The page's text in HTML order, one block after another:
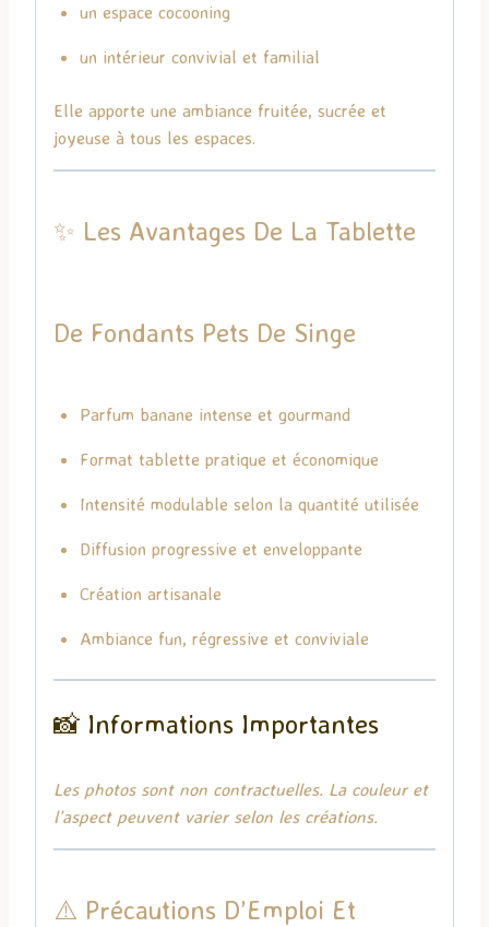
un espace cocooning
un intérieur convivial et familial
Elle apporte une ambiance fruitée, sucrée et
joyeuse à tous les espaces.
✨ Les Avantages De La Tablette
De Fondants Pets De Singe
Parfum banane intense et gourmand
Format tablette pratique et économique
Intensité modulable selon la quantité utilisée
Diffusion progressive et enveloppante
Création artisanale
Ambiance fun, régressive et conviviale
📸 Informations Importantes
Les photos sont non contractuelles. La couleur et
l’aspect peuvent varier selon les créations.
⚠️ Précautions D’Emploi Et